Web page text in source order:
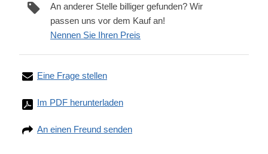
An anderer Stelle billiger gefunden? Wir
passen uns vor dem Kauf an!
Nennen Sie Ihren Preis
Eine Frage stellen
Im PDF herunterladen
An einen Freund senden